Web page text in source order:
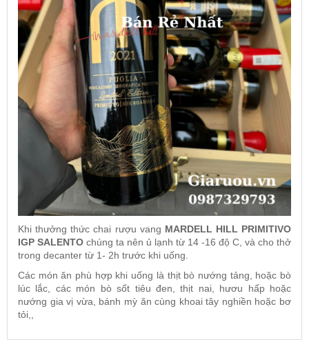
Khi thưởng thức chai rượu vang MARDELL HILL PRIMITIVO
IGP SALENTO chúng ta nên ủ lạnh từ 14 -16 độ C, và cho thở
trong decanter từ 1- 2h trước khi uống.
Các món ăn phù hợp khi uống là thịt bò nướng tảng, hoặc bò
lúc lắc, các món bò sốt tiêu đen, thịt nai, hươu hấp hoặc
nướng gia vị vừa, bánh mỳ ăn cùng khoai tây nghiền hoặc bơ
tỏi,,